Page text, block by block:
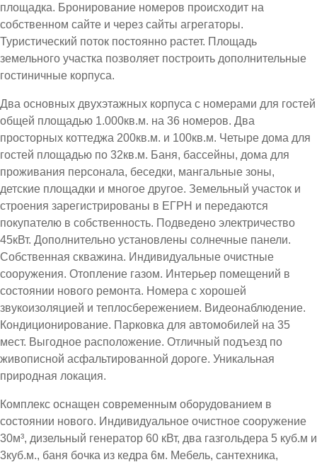
площадка. Бронирование номеров происходит на
собственном сайте и через сайты агрегаторы.
Туристический поток постоянно растет. Площадь
земельного участка позволяет построить дополнительные
гостиничные корпуса.
Два основных двухэтажных корпуса с номерами для гостей
общей площадью 1.000кв.м. на 36 номеров. Два
просторных коттеджа 200кв.м. и 100кв.м. Четыре дома для
гостей площадью по 32кв.м. Баня, бассейны, дома для
проживания персонала, беседки, мангальные зоны,
детские площадки и многое другое. Земельный участок и
строения зарегистрированы в ЕГРН и передаются
покупателю в собственность. Подведено электричество
45кВт. Дополнительно установлены солнечные панели.
Собственная скважина. Индивидуальные очистные
сооружения. Отопление газом. Интерьер помещений в
состоянии нового ремонта. Номера с хорошей
звукоизоляцией и теплосбережением. Видеонаблюдение.
Кондиционирование. Парковка для автомобилей на 35
мест. Выгодное расположение. Отличный подъезд по
живописной асфальтированной дороге. Уникальная
природная локация.
Комплекс оснащен современным оборудованием в
состоянии нового. Индивидуальное очистное сооружение
30м³, дизельный генератор 60 кВт, два газгольдера 5 куб.м и
3куб.м., баня бочка из кедра 6м. Мебель, сантехника,